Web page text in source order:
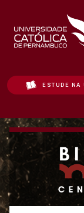
ESTUDE NA
Biblioteca |